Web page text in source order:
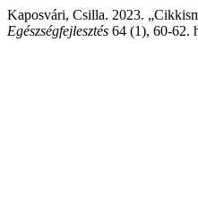
Kaposvári, Csilla. 2023.
Egészségfejlesztés 64 (1), 60-62.